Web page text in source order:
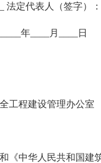
定代表人（签字）：
年____月____日
工程建设管理办公室
《中华人民共和国建